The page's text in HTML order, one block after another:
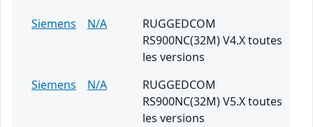
Siemens
N/A
RUGGEDCOM
RS900NC(32M) V4.X toutes
les versions
Siemens
N/A
RUGGEDCOM
RS900NC(32M) V5.X toutes
les versions